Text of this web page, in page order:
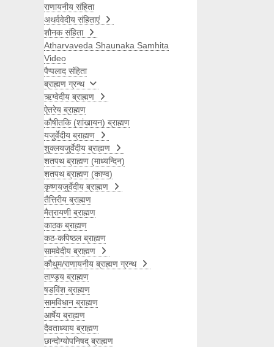
राणायनीय संहिता
अथर्ववेदीय संहिताएं
शौनक संहिता
Atharvaveda Shaunaka Samhita
Video
पैप्पलाद संहिता
ब्राह्मण ग्रन्थ
ऋग्वेदीय ब्राह्मण
ऐतरेय ब्राह्मण
कौषीतकि (शांखायन) ब्राह्मण
यजुर्वेदीय ब्राह्मण
शुक्लयजुर्वेदीय ब्राह्मण
शतपथ ब्राह्मण (माध्यन्दिन)
शतपथ ब्राह्मण (काण्व)
कृष्णयजुर्वेदीय ब्राह्मण
तैत्तिरीय ब्राह्मण
मैत्रायणी ब्राह्मण
काठक ब्राह्मण
कठ-कपिष्ठल ब्राह्मण
सामवेदीय ब्राह्मण
कौथुम/राणायनीय ब्राह्मण ग्रन्थ
ताण्ड्य ब्राह्मण
षडविंश ब्राह्मण
सामविधान ब्राह्मण
आर्षेय ब्राह्मण
दैवताध्याय ब्राह्मण
छान्दोग्योपनिषद् ब्राह्मण